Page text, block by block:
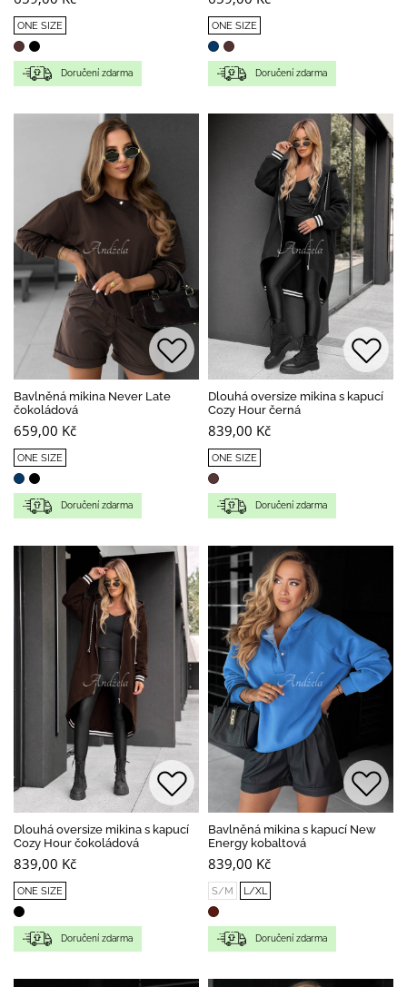
ONE SIZE
Doručení zdarma
ONE SIZE
Doručení zdarma
Bavlněná mikina Never Late
čokoládová
659,00 Kč
ONE SIZE
Doručení zdarma
Dlouhá oversize mikina s kapucí
Cozy Hour černá
839,00 Kč
ONE SIZE
Doručení zdarma
Dlouhá oversize mikina s kapucí
Cozy Hour čokoládová
839,00 Kč
ONE SIZE
Doručení zdarma
Bavlněná mikina s kapucí New
Energy kobaltová
839,00 Kč
S/M L/XL
Doručení zdarma